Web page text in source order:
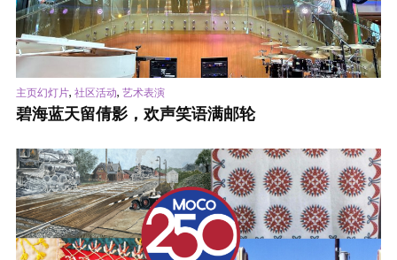
主页幻灯片, 社区活动, 艺术表演
碧海蓝天留倩影，欢声笑语满邮轮